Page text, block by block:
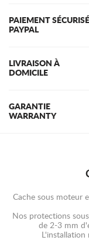
PAIEMENT SÉCURISÉ
PAYPAL
LIVRAISON À
DOMICILE
GARANTIE
WARRANTY
Cache sous moteur
Nos protections
de 2-3 mm
L'installation